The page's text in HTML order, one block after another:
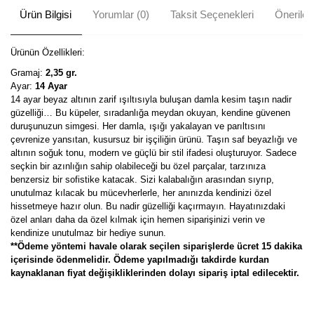
Ürün Bilgisi Yorumlar (0) Taksit Seçenekleri
Ürünün Özellikleri:
Gramaj: 2,35 gr.
Ayar: 14 Ayar
14 ayar beyaz altının zarif ışıltısıyla buluşan damla kesim taşın nadir
güzelliği… Bu küpeler, sıradanlığa meydan okuyan, kendine güvenen
duruşunuzun simgesi. Her damla, ışığı yakalayan ve parıltısını
çevrenize yansıtan, kusursuz bir işçiliğin ürünü. Taşın saf beyazlığı ve
altının soğuk tonu, modern ve güçlü bir stil ifadesi oluşturuyor. Sadece
seçkin bir azınlığın sahip olabileceği bu özel parçalar, tarzınıza
benzersiz bir sofistike katacak. Sizi kalabalığın arasından sıyrıp,
unutulmaz kılacak bu mücevherlerle, her anınızda kendinizi özel
hissetmeye hazır olun. Bu nadir güzelliği kaçırmayın. Hayatınızdaki
özel anları daha da özel kılmak için hemen siparişinizi verin ve
kendinize unutulmaz bir hediye sunun.
**Ödeme yöntemi havale olarak seçilen siparişlerde ücret 15 dakika
içerisinde ödenmelidir. Ödeme yapılmadığı takdirde kurdan
kaynaklanan fiyat değişikliklerinden dolayı sipariş iptal edilecektir.